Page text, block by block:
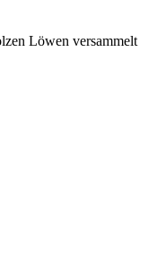
Löwen ver­sam­melt